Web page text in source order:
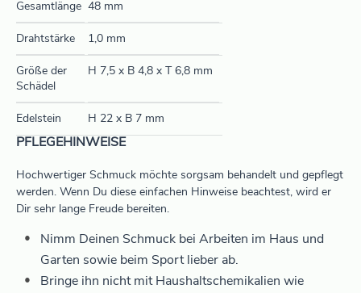
Gesamtlänge 48 mm
Drahtstärke 1,0 mm
Größe der
Schädel
H 7,5 x B 4,8 x T 6,8 mm
Edelstein H 22 x B 7 mm
PFLEGEHINWEISE
Hochwertiger Schmuck möchte sorgsam behandelt und gepflegt
werden. Wenn Du diese einfachen Hinweise beachtest, wird er
Dir sehr lange Freude bereiten.
Nimm Deinen Schmuck bei Arbeiten im Haus und
Garten sowie beim Sport lieber ab.
Bringe ihn nicht mit Haushaltschemikalien wie